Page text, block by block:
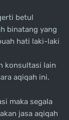
betul
binatang yang
hati laki-laki
konsultasi lain
aqiqah ini.
maka segala
jasa aqiqah